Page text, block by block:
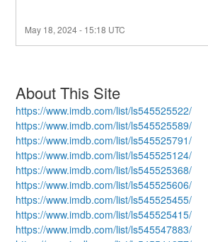
May 18,2024- 15:18 UTC
About This Site
https://www.imdb.com/list/ls545525522/
https://www.imdb.com/list/ls545525589/
https://www.imdb.com/list/ls545525791/
https://www.imdb.com/list/ls545525124/
https://www.imdb.com/list/ls545525368/
https://www.imdb.com/list/ls545525606/
https://www.imdb.com/list/ls545525455/
https://www.imdb.com/list/ls545525415/
https://www.imdb.com/list/ls545547883/